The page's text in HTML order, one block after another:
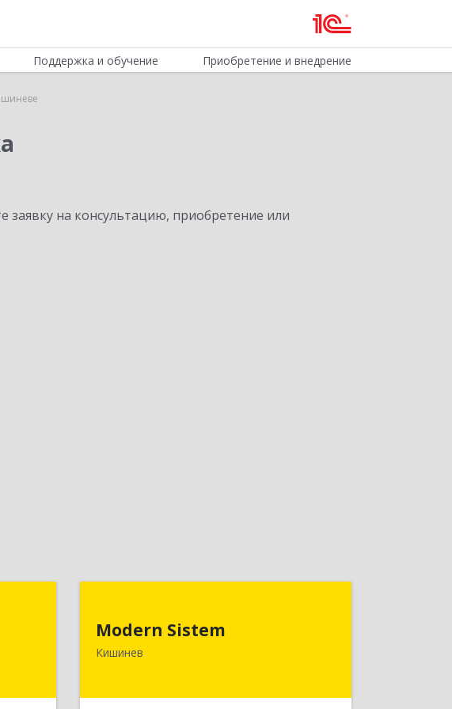
Поддержка и обучение Приобретение и внедрение
на консультацию, приобретение или
Modern Sistem
Кишинев
Кишинев, ул. Бульвар Дмитрий